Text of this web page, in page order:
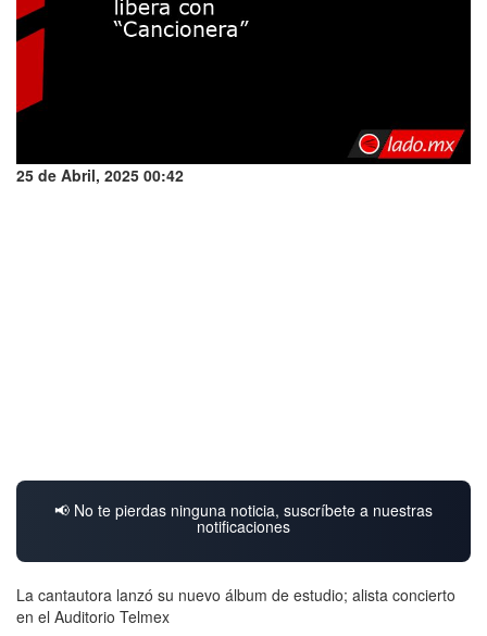
25 de Abril, 2025 00:42
📢 No te pierdas ninguna noticia, suscríbete a nuestras
notificaciones
La cantautora lanzó su nuevo álbum de estudio; alista concierto
en el Auditorio Telmex